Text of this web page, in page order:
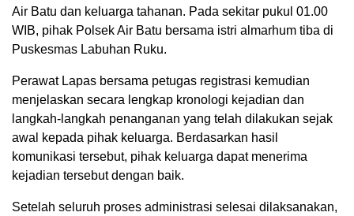
Air Batu dan keluarga tahanan. Pada sekitar pukul 01.00
WIB, pihak Polsek Air Batu bersama istri almarhum tiba di
Puskesmas Labuhan Ruku.
Perawat Lapas bersama petugas registrasi kemudian
menjelaskan secara lengkap kronologi kejadian dan
langkah-langkah penanganan yang telah dilakukan sejak
awal kepada pihak keluarga. Berdasarkan hasil
komunikasi tersebut, pihak keluarga dapat menerima
kejadian tersebut dengan baik.
Setelah seluruh proses administrasi selesai dilaksanakan,